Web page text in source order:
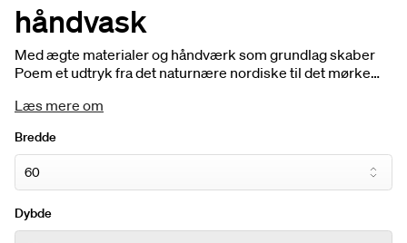
håndvask
Med ægte materialer og håndværk som grundlag skaber
Poem et udtryk fra det naturnære nordiske til det mørke
mellem fire bredder, fem forskellige farver og fire fronter.
produkt for at sætte dit personlige præg.
Læs mere om
Bredde
Dybde